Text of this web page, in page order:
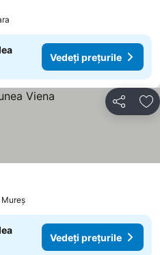
Vedeți prețurile
Distribuiți
Vedeți prețurile